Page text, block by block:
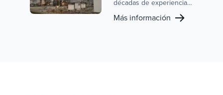
décadas de experiencia
inigualable y tecnologías
líderes en el sector para
Más información